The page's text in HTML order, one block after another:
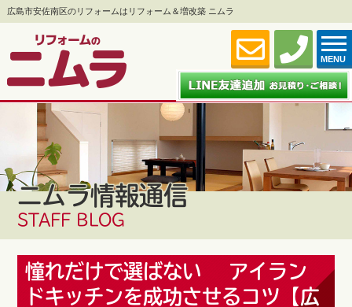
広島市安佐南区のリフォームはリフォーム＆増改築 ニムラ
MENU
ニムラ情報通信
STAFF BLOG
憧れだけで選ばない アイラン
ドキッチンを成功させるコツ【広